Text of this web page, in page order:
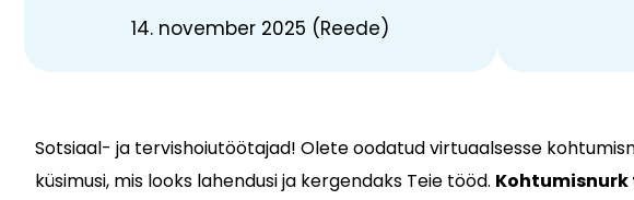
14. november 2025 (Reede)
Sotsiaal- ja tervishoiutöötajad! Olete oodatud virtuaalsesse
küsimusi, mis looks lahendusi ja kergendaks Teie tööd. Kohtumisnurk